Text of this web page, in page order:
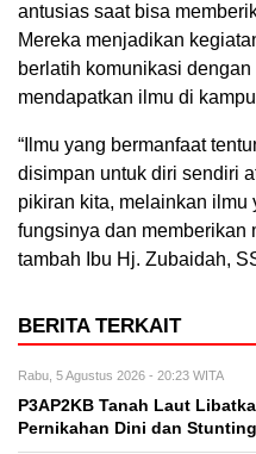
antusias saat bisa
Mereka menjadikan
berlatih komunikasi
mendapatkan ilmu di
“Ilmu yang bermanfaat
disimpan untuk diri sendiri
pikiran kita, melainkan ilmu
fungsinya dan memberikan
tambah Ibu Hj. Zubaidah,
BERITA TERKAIT
Rabu, 5 Agustus 2026 - 20:23 WITA
P3AP2KB Tanah Laut
Pernikahan Dini dan Stunting